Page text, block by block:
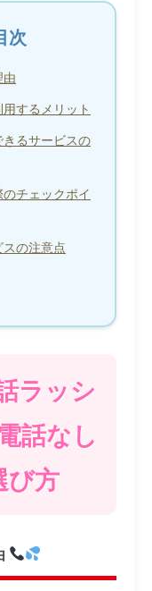
次
するメリット
るサービスの
チェックポイ
の注意点
ラッシ
話なし
び方